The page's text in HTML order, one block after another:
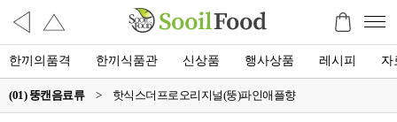
한끼의품격 한끼식품관 신상품 행사상품 레시피 자
(01) 뚱캔음료류 > 핫식스더프로오리지널(뚱)파인애플향